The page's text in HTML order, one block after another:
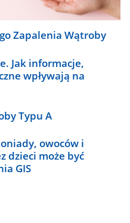
Zapalenia Wątroby
Jak informacje,
wpływają na
Typu A
owoców i
dzieci może być
GIS